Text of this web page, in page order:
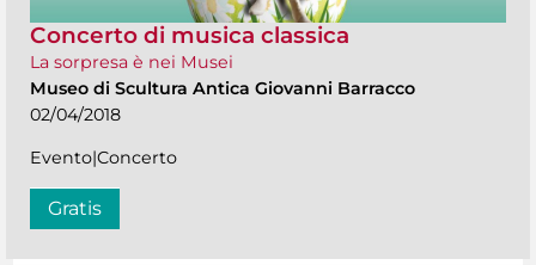
Concerto di musica classica
La sorpresa è nei Musei
Museo di Scultura Antica Giovanni Barracco
02/04/2018
Evento|Concerto
Gratis